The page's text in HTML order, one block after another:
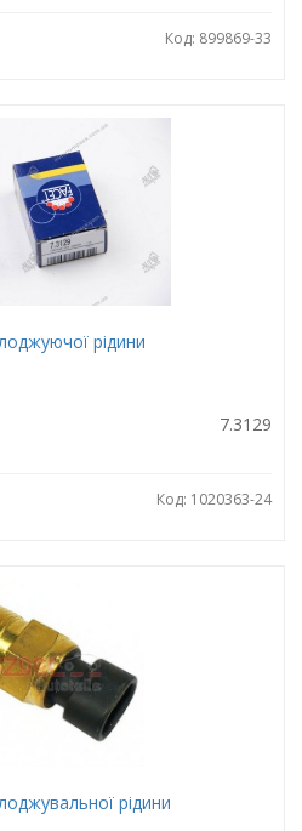
Код: 899869-33
рідини
7.3129
Код: 1020363-24
рідини